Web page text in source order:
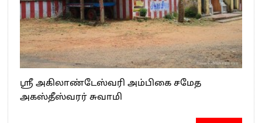
ஸ்ரீ அகிலாண்டேஸ்வரி அம்பிகை சமேத
அகஸ்தீஸ்வரர் சுவாமி